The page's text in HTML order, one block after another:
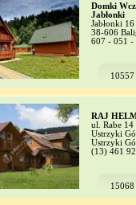
Domki
Jabłonki
Jabłonki 16
38-606
607 - 051 -
10557
RAJ
ul. Rabe 14
Ustrzyki
Ustrzyki
(13) 461
15068